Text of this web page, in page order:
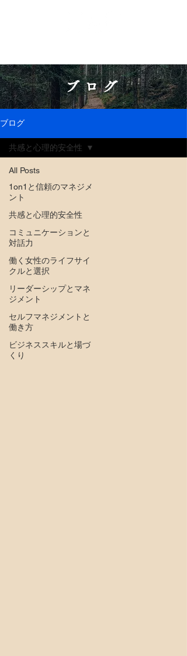
ブログ
ブログ
All Posts
1on1と信頼のマネジメ
ント
共感と心理的安全性
コミュニケーションと
対話力
働く女性のライフサイ
クルと選択
リーダーシップとマネ
ジメント
セルフマネジメントと
働き方
ビジネススキルと場づ
くり
共感と心理的安全性